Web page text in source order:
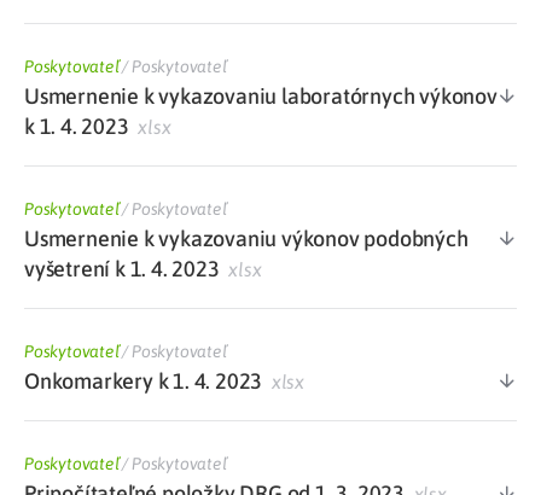
Poskytovateľ/Poskytovateľ
Usmernenie k vykazovaniu laboratórnych výkonov
k 1. 4. 2023 xlsx
Poskytovateľ/Poskytovateľ
Usmernenie k vykazovaniu výkonov podobných
vyšetrení k 1. 4. 2023 xlsx
Poskytovateľ/Poskytovateľ
Onkomarkery k 1. 4. 2023 xlsx
Poskytovateľ/Poskytovateľ